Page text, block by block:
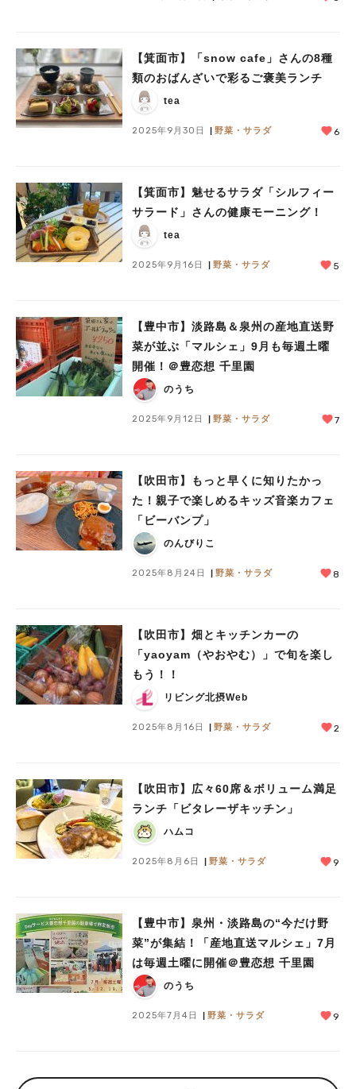
【箕面市】「snow cafe」さんの8種
類のおばんざいで彩るご褒美ランチ
tea
2025年9月30日 野菜・サラダ 6
【箕面市】魅せるサラダ「シルフィー
サラード」さんの健康モーニング！
tea
2025年9月16日 野菜・サラダ 5
【豊中市】淡路島＆泉州の産地直送野
菜が並ぶ「マルシェ」9月も毎週土曜
開催！＠豊恋想 千里園
のうち
2025年9月12日 野菜・サラダ 7
【吹田市】もっと早くに知りたかっ
た！親子で楽しめるキッズ音楽カフェ
「ビーバンプ」
のんびりこ
2025年8月24日 野菜・サラダ 8
【吹田市】畑とキッチンカーの
「yaoyam（やおやむ）」で旬を楽し
もう！！
リビング北摂Web
2025年8月16日 野菜・サラダ 2
【吹田市】広々60席＆ボリューム満足
ランチ「ビタレーザキッチン」
ハムコ
2025年8月6日 野菜・サラダ 9
【豊中市】泉州・淡路島の“今だけ野
菜”が集結！「産地直送マルシェ」7月
は毎週土曜に開催＠豊恋想 千里園
のうち
2025年7月4日 野菜・サラダ 9